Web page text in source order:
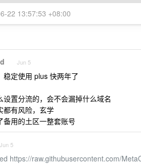
22 13:57:53 +08:00
Jun 5
稳定使用 plus 快两年了
设置分流的，会不会漏掉什么域名
都有风险，玄学
备用的土区一整套账号
Jun 5
https://raw.githubusercontent.com/